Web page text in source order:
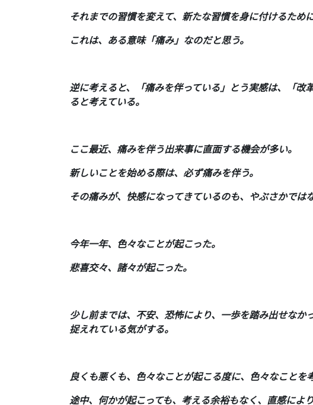
それまでの習慣を変えて、新たな習慣を身に付けるため
これは、ある意味「痛み」なのだと思う。
逆に考えると、「痛みを伴っている」とう実感は、「改
ると考えている。
ここ最近、痛みを伴う出来事に直面する機会が多い。
新しいことを始める際は、必ず痛みを伴う。
その痛みが、快感になってきているのも、やぶさかでは
今年一年、色々なことが起こった。
悲喜交々、諸々が起こった。
少し前までは、不安、恐怖により、一歩を踏み出せな
捉えれている気がする。
良くも悪くも、色々なことが起こる度に、色々なことを
途中、何かが起こっても、考える余裕もなく、直感によ